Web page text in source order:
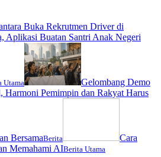
Buka Rekrutmen Driver di
Aplikasi Buatan Santri Anak Negeri
Utama
Gelombang Demo
Harmoni Pemimpin dan Rakyat Harus
BersamaBerita
Cara
Memahami AIBerita Utama